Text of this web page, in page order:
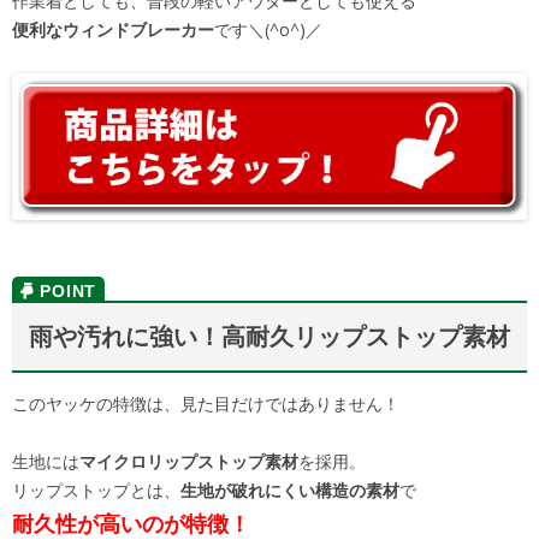
便利なウィンドブレーカーです＼(^o^)／
雨や汚れに強い！高耐久リップストップ素材
このヤッケの特徴は、見た目だけではありません！
生地にはマイクロリップストップ素材を採用。
リップストップとは、 生地が破れにくい構造の素材で
耐久性が高いのが特徴！